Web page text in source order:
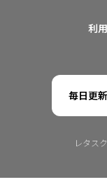
利
毎日更
レタス